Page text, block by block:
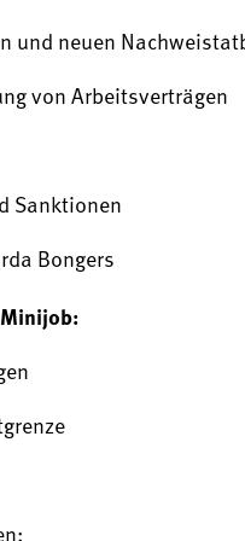
und neuen
von Arbeitsverträgen
Sanktionen
Bongers